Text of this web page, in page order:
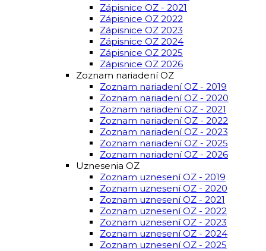
Zápisnice OZ - 2021
Zápisnice OZ 2022
Zápisnice OZ 2023
Zápisnice OZ 2024
Zápisnice OZ 2025
Zápisnice OZ 2026
Zoznam nariadení OZ
Zoznam nariadení OZ - 2019
Zoznam nariadení OZ - 2020
Zoznam nariadení OZ - 2021
Zoznam nariadení OZ - 2022
Zoznam nariadení OZ - 2023
Zoznam nariadení OZ - 2025
Zoznam nariadení OZ - 2026
Uznesenia OZ
Zoznam uznesení OZ - 2019
Zoznam uznesení OZ - 2020
Zoznam uznesení OZ - 2021
Zoznam uznesení OZ - 2022
Zoznam uznesení OZ - 2023
Zoznam uznesení OZ - 2024
Zoznam uznesení OZ - 2025